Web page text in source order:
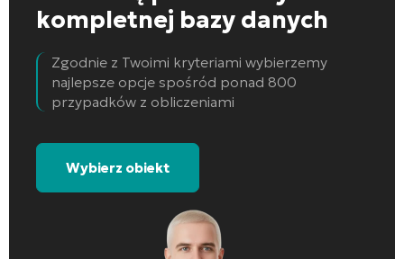
kompletnej bazy danych
Zgodnie z Twoimi kryteriami wybierzemy
najlepsze opcje spośród ponad 800
przypadków z obliczeniami
Wybierz obiekt